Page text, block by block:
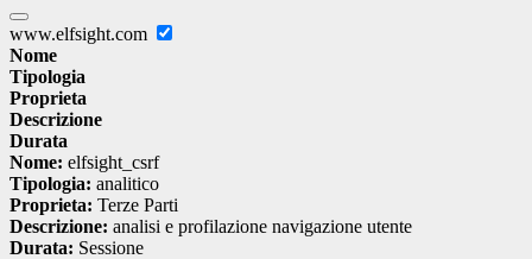
www.elfsight.com
Nome
Tipologia
Proprieta
Descrizione
Durata
Nome: elfsight_csrf
Tipologia: analitico
Proprieta: Terze Parti
Descrizione: analisi e profilazione navigazione utente
Durata: Sessione